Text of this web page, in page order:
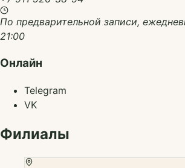
По предварительной записи,
21:00
Онлайн
Telegram
VK
Филиалы